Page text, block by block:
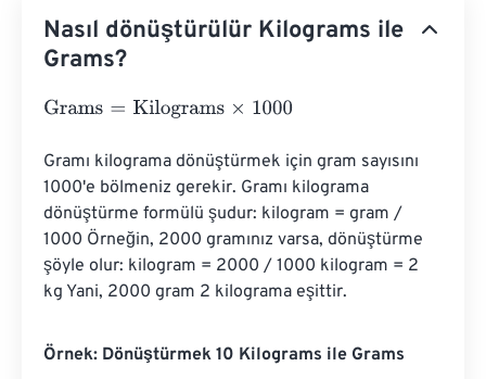
Nasıl dönüştürülür Kilograms ile
Grams?
Grams= Kilograms×1000
Gramı kilograma dönüştürmek için gram sayısını
1000'e bölmeniz gerekir. Gramı kilograma
dönüştürme formülü şudur: kilogram = gram /
1000 Örneğin, 2000 gramınız varsa, dönüştürme
şöyle olur: kilogram = 2000 / 1000 kilogram = 2
kg Yani, 2000 gram 2 kilograma eşittir.
Örnek: Dönüştürmek 10 Kilograms ile Grams